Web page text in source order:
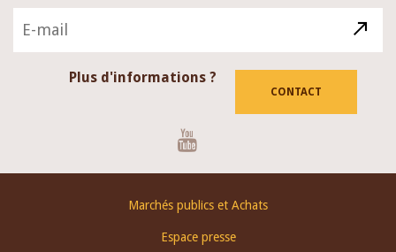
Plus d'informations ?
CONTACT
Marchés publics et Achats
Espace presse